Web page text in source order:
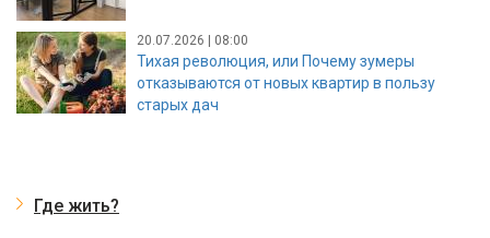
20.07.2026 | 08:00
Тихая революция, или Почему зумеры
отказываются от новых квартир в пользу
старых дач
Где жить?